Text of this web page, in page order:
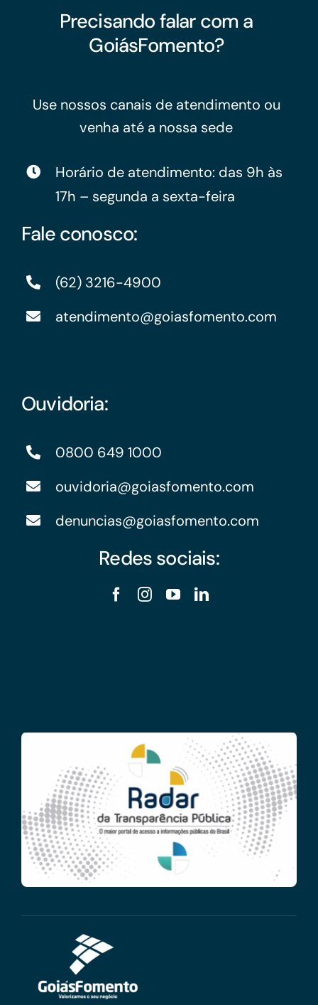
Precisando falar com a
GoiásFomento?
Use nossos canais de atendimento ou
venha até a nossa sede
Horário de atendimento: das 9h às
17h – segunda a sexta-feira
Fale conosco:
(62) 3216-4900
atendimento@goiasfomento.com
Ouvidoria:
0800 649 1000
ouvidoria@goiasfomento.com
denuncias@goiasfomento.com
Redes sociais: